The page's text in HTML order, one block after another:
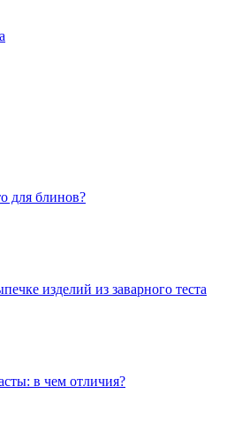
для блинов?
изделий из заварного теста
в чем отличия?